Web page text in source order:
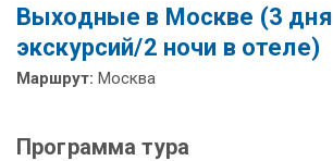
Выходные в Москве (3 дня
экскурсий/2 ночи в отеле)
Маршрут: Москва
Программа тура